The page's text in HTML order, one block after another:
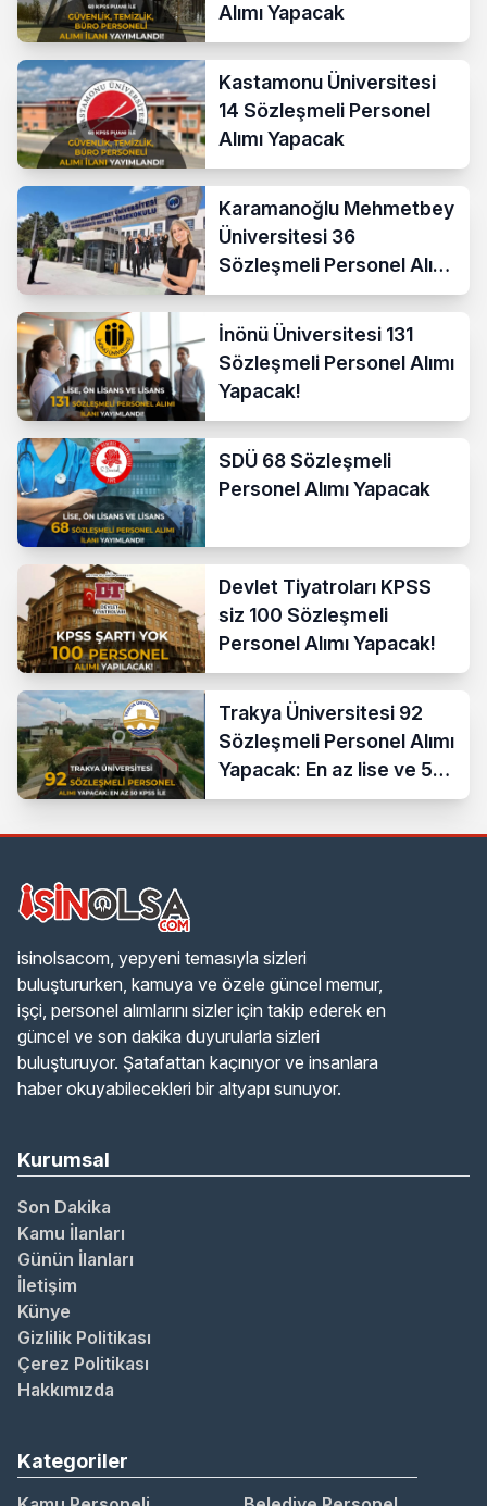
Alımı Yapacak
Kastamonu Üniversitesi
14 Sözleşmeli Personel
Alımı Yapacak
Karamanoğlu Mehmetbey
Üniversitesi 36
Sözleşmeli Personel Alımı
Yapacak
İnönü Üniversitesi 131
Sözleşmeli Personel Alımı
Yapacak!
SDÜ 68 Sözleşmeli
Personel Alımı Yapacak
Devlet Tiyatroları KPSS
siz 100 Sözleşmeli
Personel Alımı Yapacak!
Trakya Üniversitesi 92
Sözleşmeli Personel Alımı
Yapacak: En az lise ve 50
KPSS İle
isinolsacom, yepyeni temasıyla sizleri
buluştururken, kamuya ve özele güncel memur,
işçi, personel alımlarını sizler için takip ederek en
güncel ve son dakika duyurularla sizleri
buluşturuyor. Şatafattan kaçınıyor ve insanlara
haber okuyabilecekleri bir altyapı sunuyor.
Kurumsal
Son Dakika
Kamu İlanları
Günün İlanları
İletişim
Künye
Gizlilik Politikası
Çerez Politikası
Hakkımızda
Kategoriler